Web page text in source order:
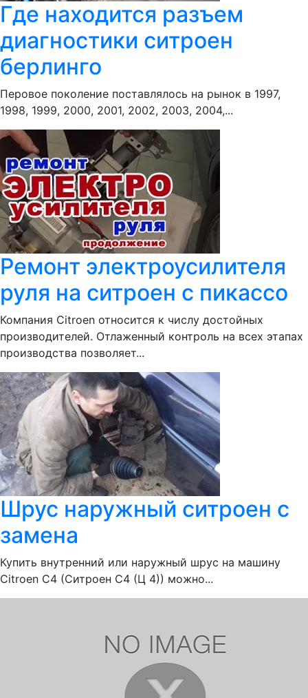
Где находится разъем
диагностики ситроен
берлинго
Перовое поколение поставлялось на рынок в 1997,
1998, 1999, 2000, 2001, 2002, 2003, 2004,...
Ремонт электроусилителя
руля на ситроен с пикассо
Компания Citroen относится к числу достойных
производителей. Отлаженный контроль на всех этапах
производства позволяет...
Шрус наружный ситроен с
замена
Купить внутренний или наружный шрус на машину
Citroen С4 (Ситроен С4 (Ц 4)) можно...